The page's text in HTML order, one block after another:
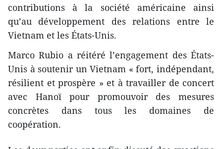
contributions à la société américaine ainsi
qu’au développement des relations entre le
Vietnam et les États-Unis.
Marco Rubio a réitéré l’engagement des États-
Unis à soutenir un Vietnam « fort, indépendant,
résilient et prospère » et à travailler de concert
avec Hanoï pour promouvoir des mesures
concrètes dans tous les domaines de
coopération.